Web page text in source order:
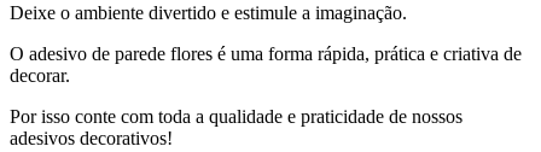
Deixe o ambiente divertido e estimule a imaginação.
O adesivo de parede flores é uma forma rápida, prática e criativa de
decorar.
Por isso conte com toda a qualidade e praticidade de nossos
adesivos decorativos!